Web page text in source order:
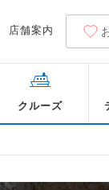
店舗案内
クルーズ